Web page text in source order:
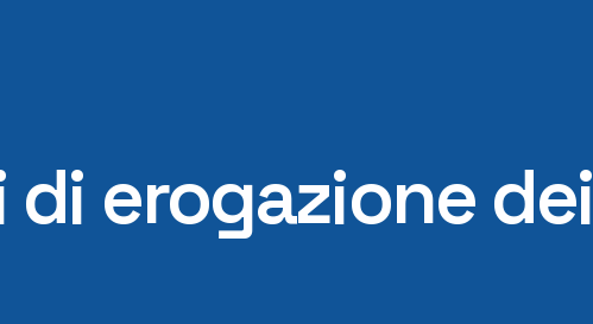
di erogazione dei